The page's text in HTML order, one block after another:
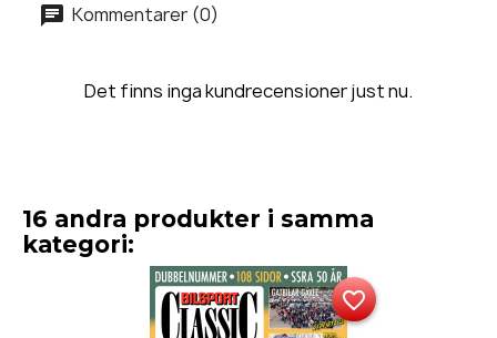
Kommentarer (0)
Det finns inga kundrecensioner just nu.
16 andra produkter i samma
kategori:
favorite_border